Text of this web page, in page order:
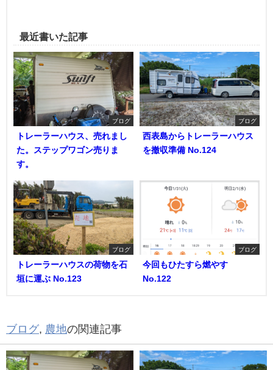
最近書いた記事
ブログ
トレーラーハウス、売れまし
た。ステップワゴン売りま
す。
ブログ
西表島からトレーラーハウス
を撤収準備 No.124
ブログ
トレーラーハウスの荷物を石
垣に運ぶ No.123
ブログ
今回もひたすら燃やす
No.122
ブログ, 農地の関連記事